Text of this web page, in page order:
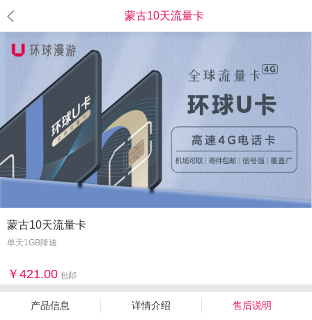
蒙古10天流量卡
蒙古10天流量卡
单天1GB降速
421.00 包邮
产品信息 详情介绍 售后说明